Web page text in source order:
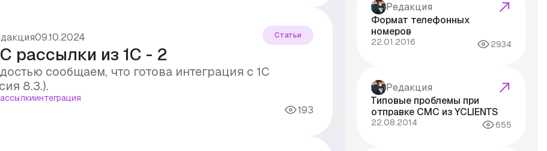
09.10.2024 Статьи
рассылки из 1С - 2
сообщаем, что готова интеграция с 1С
8.3.).
интеграция
193
Редакция
Формат телефонных
номеров
22.01.2016 2934
Редакция
Типовые проблемы при
отправке СМС из YCLIENTS
22.08.2014 655